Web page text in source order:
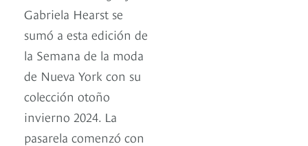
Gabriela Hearst se
sumó a esta edición de
la Semana de la moda
de Nueva York con su
colección otoño
invierno 2024. La
pasarela comenzó con